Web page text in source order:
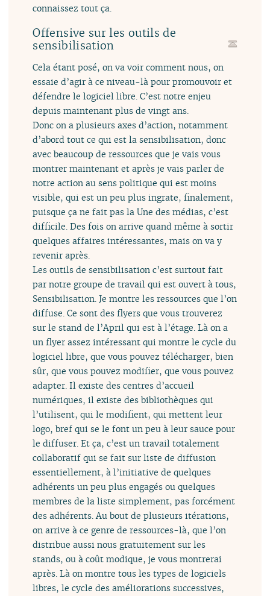
connaissez tout ça.
Offensive sur les outils de
sensibilisation
Cela étant posé, on va voir comment nous, on
essaie d’agir à ce niveau-là pour promouvoir et
défendre le logiciel libre. C’est notre enjeu
depuis maintenant plus de vingt ans.
Donc on a plusieurs axes d’action, notamment
d’abord tout ce qui est la sensibilisation, donc
avec beaucoup de ressources que je vais vous
montrer maintenant et après je vais parler de
notre action au sens politique qui est moins
visible, qui est un peu plus ingrate, finalement,
puisque ça ne fait pas la Une des médias, c’est
difficile. Des fois on arrive quand même à sortir
quelques affaires intéressantes, mais on va y
revenir après.
Les outils de sensibilisation c’est surtout fait
par notre groupe de travail qui est ouvert à tous,
Sensibilisation. Je montre les ressources que l’on
diffuse. Ce sont des flyers que vous trouverez
sur le stand de l’April qui est à l’étage. Là on a
un flyer assez intéressant qui montre le cycle du
logiciel libre, que vous pouvez télécharger, bien
sûr, que vous pouvez modifier, que vous pouvez
adapter. Il existe des centres d’accueil
numériques, il existe des bibliothèques qui
l’utilisent, qui le modifient, qui mettent leur
logo, bref qui se le font un peu à leur sauce pour
le diffuser. Et ça, c’est un travail totalement
collaboratif qui se fait sur liste de diffusion
essentiellement, à l’initiative de quelques
adhérents un peu plus engagés ou quelques
membres de la liste simplement, pas forcément
des adhérents. Au bout de plusieurs itérations,
on arrive à ce genre de ressources-là, que l’on
distribue aussi nous gratuitement sur les
stands, ou à coût modique, je vous montrerai
après. Là on montre tous les types de logiciels
libres, le cycle des améliorations successives,